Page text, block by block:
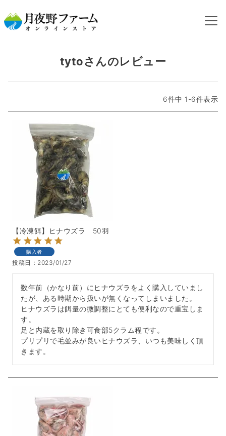
tytoさんのレビュー
6件中 1-6件表示
【冷凍餌】ヒナウズラ 50羽
購入者
投稿日 2023/01/27
数年前（かなり前）にヒナウズラをよく購入していまし
たが、ある時期から扱いが無くなってしまいました。
ヒナウズラは餌量の微調整にとても便利なので重宝しま
す。
足と内蔵を取り除き可食部5クラム程です。
プリプリで毛並みが良いヒナウズラ、いつも美味しく頂
きます。